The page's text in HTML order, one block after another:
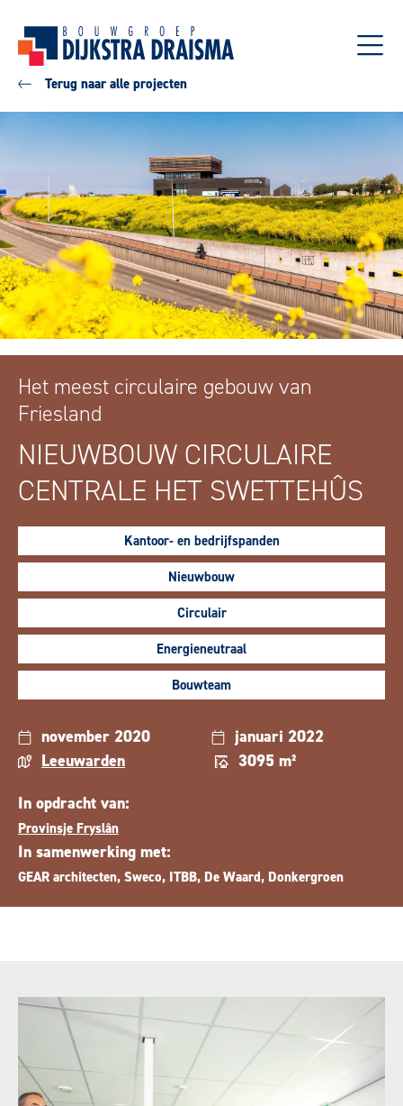
Terug naar alle projecten
Het meest circulaire gebouw van
Friesland
NIEUWBOUW CIRCULAIRE
CENTRALE HET SWETTEHÛS
Kantoor- en bedrijfspanden
Nieuwbouw
Circulair
Energieneutraal
Bouwteam
november 2020
januari 2022
Leeuwarden
3095 m²
In opdracht van:
Provinsje Fryslân
In samenwerking met:
GEAR architecten, Sweco, ITBB, De Waard, Donkergroen